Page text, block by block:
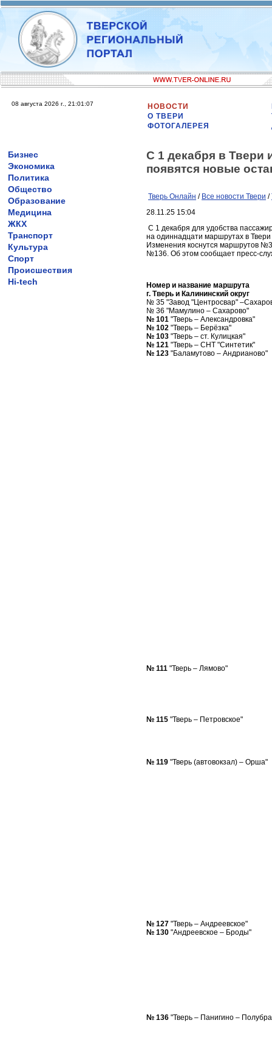
08 августа 2026 г., 21:01:07
НОВОСТИ
О ТВЕРИ
ФОТОГАЛЕРЕЯ
Бизнес
Экономика
Политика
Общество
Образование
Медицина
ЖКХ
Транспорт
Культура
Спорт
Происшествия
Hi-tech
С 1 декабря в Твери
появятся новые
Тверь Онлайн / Все новости Твери /
28.11.25 15:04
С 1 декабря для удобства
на одиннадцати маршрутах в Твери
Изменения коснутся
№136. Об этом сообщает пресс-
Номер и название маршрута
г. Тверь и Калининский округ
№ 35 "Завод "Центросвар"
№ 36 "Мамулино – Сахарово"
№ 101 "Тверь – Александровка"
№ 102 "Тверь – Берёзка"
№ 103 "Тверь – ст. Кулицкая"
№ 121 "Тверь – СНТ "Синтетик"
№ 123 "Баламутово – Андрианово"
№ 111 "Тверь – Лямово"
№ 115 "Тверь – Петровское"
№ 119 "Тверь (автовокзал) – Орша"
№ 127 "Тверь – Андреевское"
№ 130 "Андреевское – Броды"
№ 136 "Тверь – Панигино –